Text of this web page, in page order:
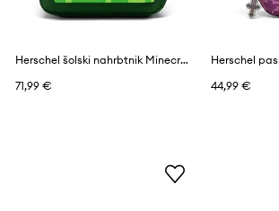
Herschel šolski nahrbtnik Minecraft Classic™
71,99 €
44,99 €